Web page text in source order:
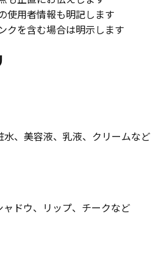
使用者情報も明記します
クを含む場合は明示します
、美容液、乳液、クリームなど
ドウ、リップ、チークなど